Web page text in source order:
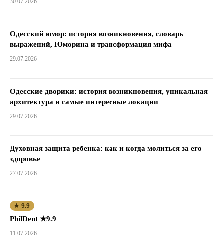
Одесский юмор: история возникновения, словарь
выражений, Юморина и трансформация мифа
29.07.2026
Одесские дворики: история возникновения, уникальная
архитектура и самые интересные локации
29.07.2026
Духовная защита ребенка: как и когда молиться за его
здоровье
27.07.2026
★ 9.9
PhilDent ★9.9
11.07.2026